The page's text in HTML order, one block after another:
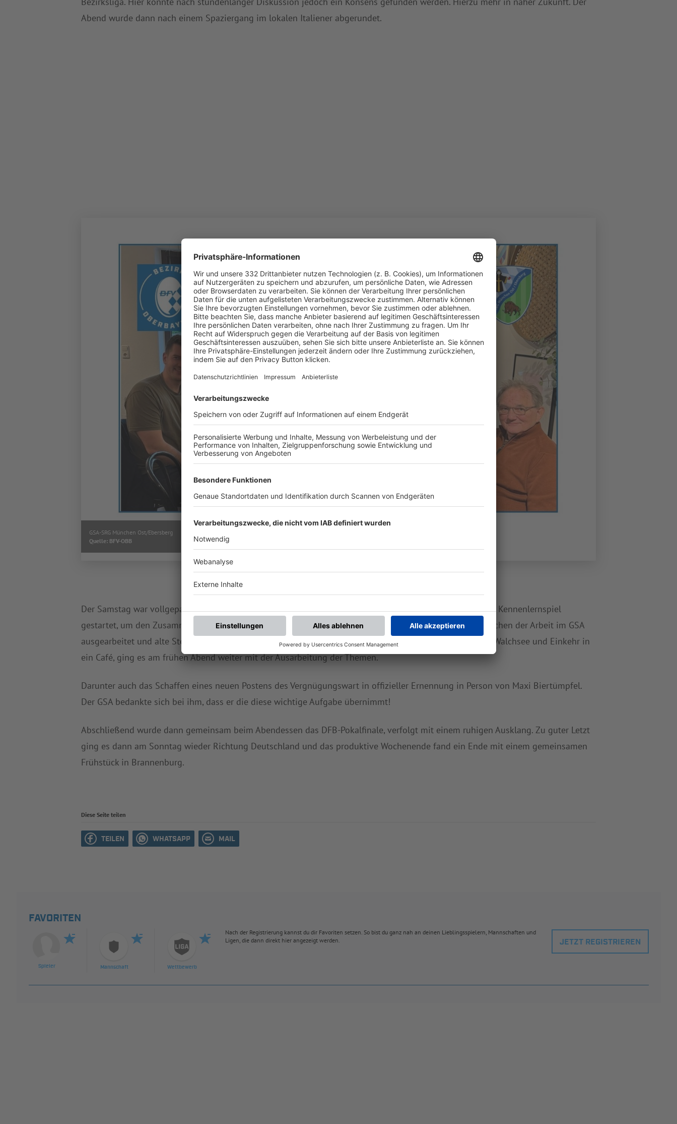
Abend wurde dann nach einem Spaziergang im lokalen Italiener abgerundet.
GSA-SRG München Ost/Ebersberg
Quelle: BFV-OBB
Der Samstag war vollgepackt mit Programm und es wurde nach einem kurzen Frühstück, direkt mit einem Kennenlernspiel
gestartet, um den Zusammenhalt zu stärken. Danach wurden im gemeinsamen Dialog Stärken und Schwächen der Arbeit im GSA
ausgearbeitet und alte Stellschrauben bearbeitet und neue festgestellt. Nach einem Spaziergang um den Walchsee und Einkehr in
ein Café, ging es am frühen Abend weiter mit der Ausarbeitung der Themen.
Darunter auch das Schaffen eines neuen Postens des Vergnügungswart in offizieller Ernennung in Person von Maxi Biertümpfel.
Der GSA bedankte sich bei ihm, dass er die diese wichtige Aufgabe übernimmt!
Abschließend wurde dann gemeinsam beim Abendessen das DFB-Pokalfinale, verfolgt mit einem ruhigen Ausklang. Zu guter Letzt
ging es dann am Sonntag wieder Richtung Deutschland und das produktive Wochenende fand ein Ende mit einem gemeinsamen
Frühstück in Brannenburg.
Diese Seite teilen
TEILEN WHATSAPP MAIL
FAVORITEN
Spieler Mannschaft Wettbewerb
Nach der Registrierung kannst du dir Favoriten setzen. So bist du ganz nah an deinen Lieblingsspielern, Mannschaften und
Ligen, die dann direkt hier angezeigt werden.
JETZT REGISTRIEREN